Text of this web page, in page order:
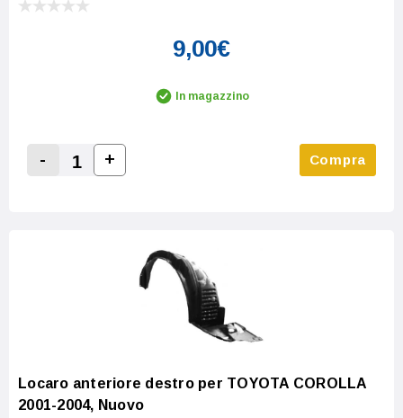
9,00€
In magazzino
Decrease Quantity:
-
Increase Quantity:
+ Compra
Locaro anteriore destro per TOYOTA COROLLA
2001-2004, Nuovo